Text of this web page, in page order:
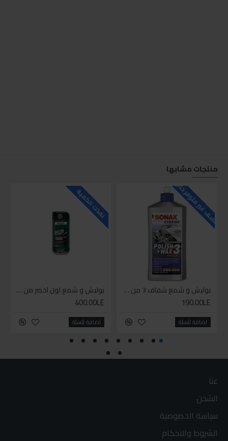
منتجات مشابها
للاسف غير متوفر حاليا
بوليش و شمع شفاف 3 من سوناكس
190.00LE
اضافة للسلة
نفذت الكمية
بوليش و شمع لون اخضر من سوناكس
400.00LE
اضافة للسلة
عنا
الشحن
سياسة الخصوصية
الشروط والاحكام